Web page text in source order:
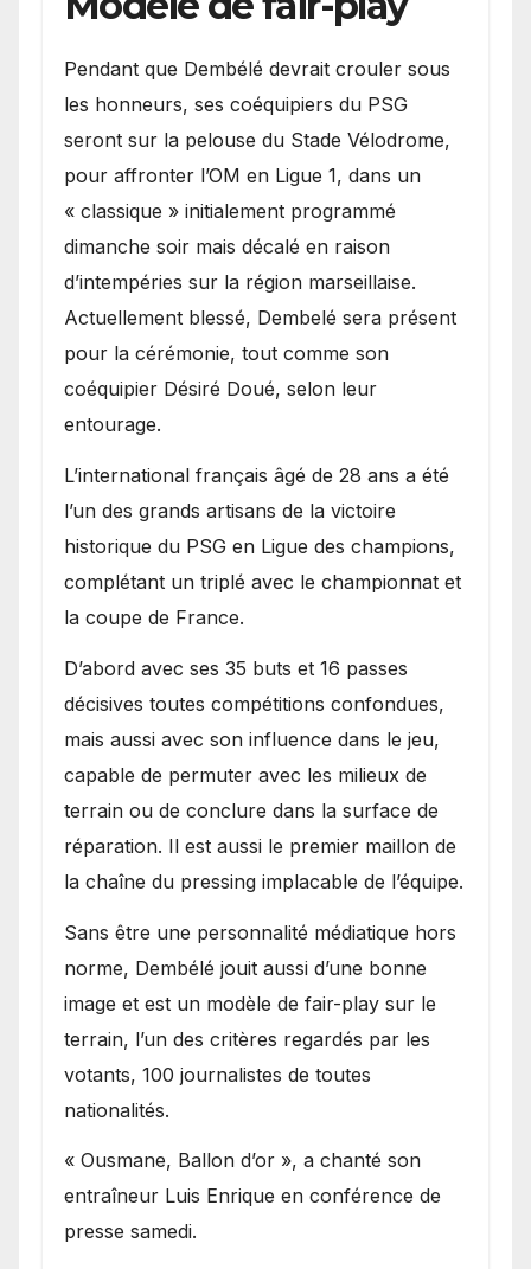
Pendant que Dembélé devrait crouler sous
les honneurs, ses coéquipiers du PSG
seront sur la pelouse du Stade Vélodrome,
pour affronter l’OM en Ligue 1, dans un
« classique » initialement programmé
dimanche soir mais décalé en raison
d’intempéries sur la région marseillaise.
Actuellement blessé, Dembelé sera présent
pour la cérémonie, tout comme son
coéquipier Désiré Doué, selon leur
entourage.
L’international français âgé de 28 ans a été
l’un des grands artisans de la victoire
historique du PSG en Ligue des champions,
complétant un triplé avec le championnat et
la coupe de France.
D’abord avec ses 35 buts et 16 passes
décisives toutes compétitions confondues,
mais aussi avec son influence dans le jeu,
capable de permuter avec les milieux de
terrain ou de conclure dans la surface de
réparation. Il est aussi le premier maillon de
la chaîne du pressing implacable de l’équipe.
Sans être une personnalité médiatique hors
norme, Dembélé jouit aussi d’une bonne
image et est un modèle de fair-play sur le
terrain, l’un des critères regardés par les
votants, 100 journalistes de toutes
nationalités.
« Ousmane, Ballon d’or », a chanté son
entraîneur Luis Enrique en conférence de
presse samedi.